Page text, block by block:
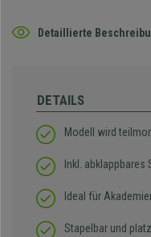
Detaillierte
DETAILS
Modell wird
Inkl. abklappbares
Ideal für
Stapelbar und